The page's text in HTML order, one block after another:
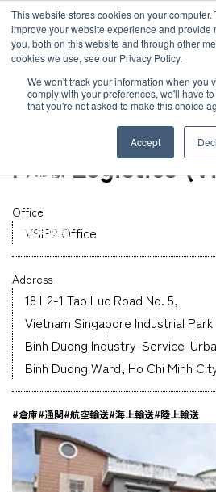
This website stores cookies on your
improve your website experience and provide
you, both on this website and through other
cookies we use, see our Privacy Policy.
We won't track your information when you
comply with your preferences, we'll have
that you're not asked to make this choice
Accept
お知らせ
グローバルネットワーク
企業情報
採用情報
サービス
お客様事例
サステナビ
企業情報
TOP グローバルネットワーク MOL
オフィス
MOL Logistics
Office
VSIP2 Office
Address
18 L2-1 Tao Luc Road No. 5,
Vietnam Singapore Industrial Park
Binh Duong Industry-Service-
Binh Duong Ward, Ho Chi Minh
#倉庫#通関#航空輸送#海上輸送#陸上輸送